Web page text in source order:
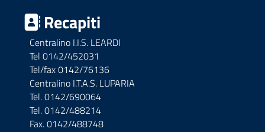
Recapiti
Centralino I.I.S. LEARDI
Tel 0142/452031
Tel/fax 0142/76136
Centralino I.T.A.S. LUPARIA
Tel. 0142/690064
Tel. 0142/488214
Fax. 0142/488748